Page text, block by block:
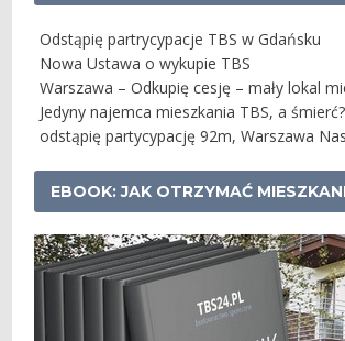
Odstąpię partrycypacje TBS w Gdańsku
Nowa Ustawa o wykupie TBS
Warszawa – Odkupię cesję – mały lokal
Jedyny najemca mieszkania TBS, a
odstąpię partycypację 92m, Warszawa
EBOOK: JAK OTRZYMAĆ